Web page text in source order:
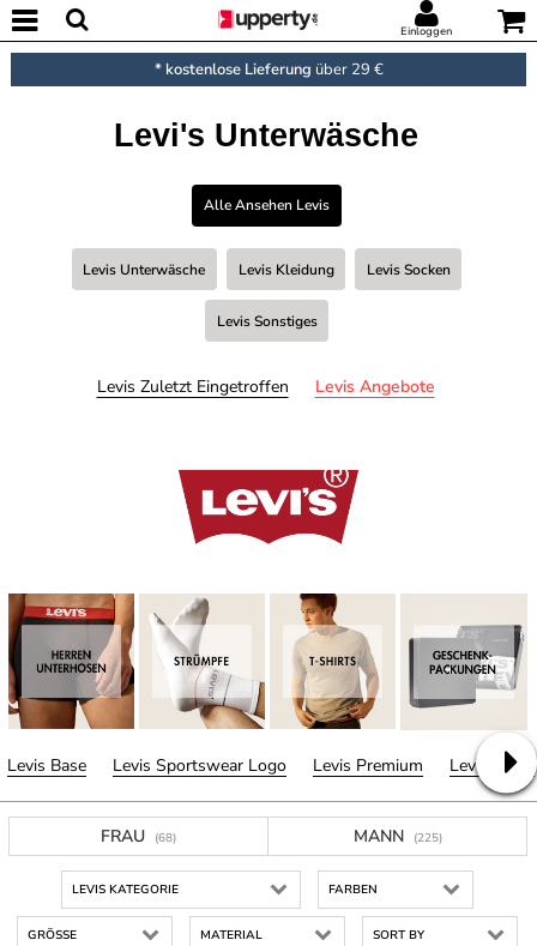
Einloggen
* kostenlose Lieferung über 29 €
Levi's Unterwäsche
Alle Ansehen Levis
Levis Unterwäsche Levis Kleidung Levis Socken
Levis Sonstiges
Levis Zuletzt Eingetroffen Levis Angebote
Levis Base Levis Sportswear Logo Levis Premium Levis Sport
FRAU (68) MANN (225)
LEVIS KATEGORIE FARBEN
GRÖSSE MATERIAL SORT BY